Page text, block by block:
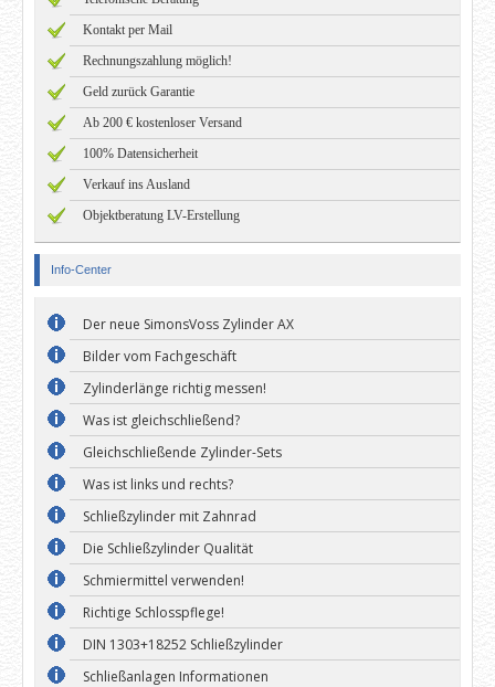
Kontakt per Mail
Rechnungszahlung möglich!
Geld zurück Garantie
Ab 200 € kostenloser Versand
100% Datensicherheit
Verkauf ins Ausland
Objektberatung LV-Erstellung
Info-Center
Der neue SimonsVoss Zylinder AX
Bilder vom Fachgeschäft
Zylinderlänge richtig messen!
Was ist gleichschließend?
Gleichschließende Zylinder-Sets
Was ist links und rechts?
Schließzylinder mit Zahnrad
Die Schließzylinder Qualität
Schmiermittel verwenden!
Richtige Schlosspflege!
DIN 1303+18252 Schließzylinder
Schließanlagen Informationen